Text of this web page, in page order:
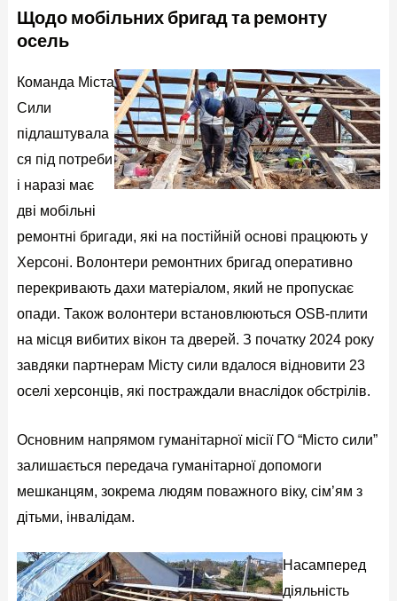
Щодо мобільних бригад та ремонту
осель
Команда Міста
Сили
підлаштувала
ся під потреби
і наразі має
дві мобільні
ремонтні бригади, які на постійній основі працюють у
Херсоні. Волонтери ремонтних бригад оперативно
перекривають дахи матеріалом, який не пропускає
опади. Також волонтери встановлюються OSB-плити
на місця вибитих вікон та дверей. З початку 2024 року
завдяки партнерам Місту сили вдалося відновити 23
оселі херсонців, які постраждали внаслідок обстрілів.
Основним напрямом гуманітарної місії ГО “Місто сили”
залишається передача гуманітарної допомоги
мешканцям, зокрема людям поважного віку, сім’ям з
дітьми, інвалідам.
Насамперед
діяльність